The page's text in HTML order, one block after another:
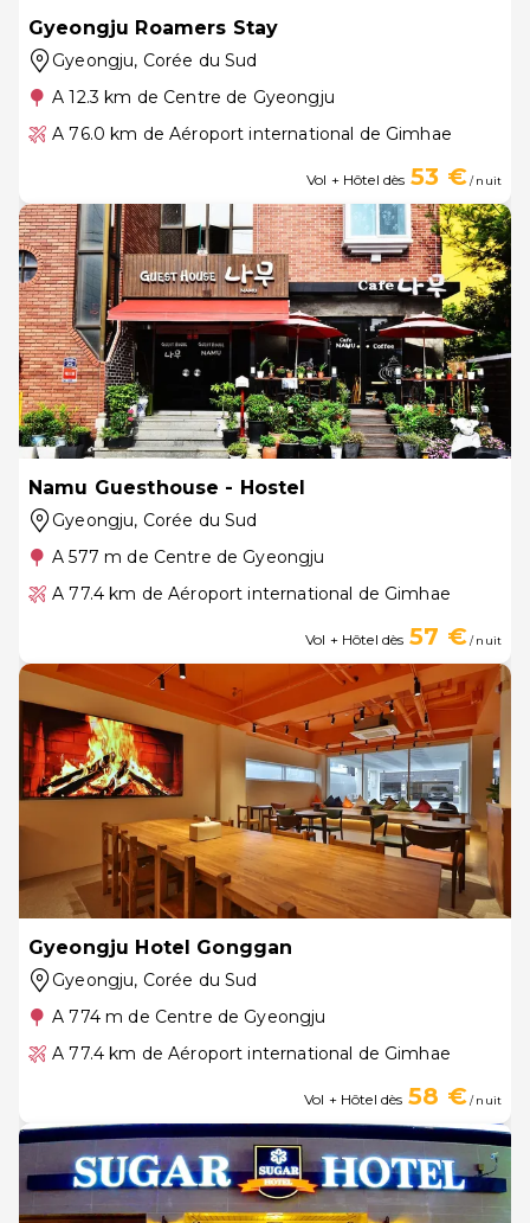
Gyeongju Roamers Stay
Gyeongju, Corée du Sud
A 12.3 km de Centre de Gyeongju
A 76.0 km de Aéroport international de Gimhae
Vol + Hôtel dès 53 €/ nuit
Namu Guesthouse - Hostel
Gyeongju, Corée du Sud
A 577 m de Centre de Gyeongju
A 77.4 km de Aéroport international de Gimhae
Vol + Hôtel dès 57 €/ nuit
Gyeongju Hotel Gonggan
Gyeongju, Corée du Sud
A 774 m de Centre de Gyeongju
A 77.4 km de Aéroport international de Gimhae
Vol + Hôtel dès 58 €/ nuit